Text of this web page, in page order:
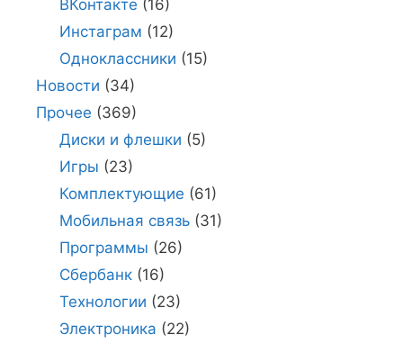
ВКонтакте (16)
Инстаграм (12)
Одноклассники (15)
Новости (34)
Прочее (369)
Диски и флешки (5)
Игры (23)
Комплектующие (61)
Мобильная связь(31)
Программы (26)
Сбербанк(16)
Технологии (23)
Электроника (22)